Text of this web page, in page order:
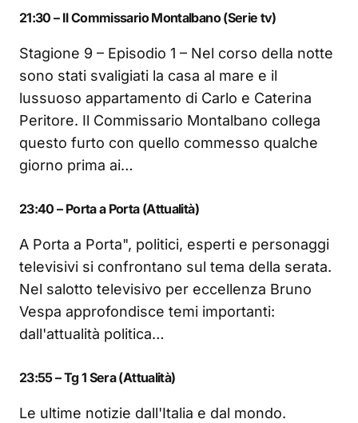
21:30 – Il Commissario Montalbano (Serie tv)
Stagione 9 – Episodio 1 – Nel corso della notte
sono stati svaligiati la casa al mare e il
lussuoso appartamento di Carlo e Caterina
Peritore. Il Commissario Montalbano collega
questo furto con quello commesso qualche
giorno prima ai…
23:40 – Porta a Porta (Attualità)
A Porta a Porta", politici, esperti e personaggi
televisivi si confrontano sul tema della serata.
Nel salotto televisivo per eccellenza Bruno
Vespa approfondisce temi importanti:
dall'attualità politica…
23:55 – Tg 1 Sera (Attualità)
Le ultime notizie dall'Italia e dal mondo.